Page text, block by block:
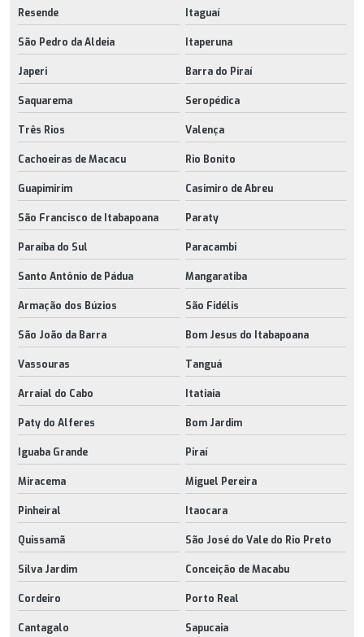
Resende Itaguaí
São Pedro da Aldeia Itaperuna
Japeri Barra do Piraí
Saquarema Seropédica
Três Rios Valença
Cachoeiras de Macacu Rio Bonito
Guapimirim Casimiro de Abreu
São Francisco de Itabapoana Paraty
Paraíba do Sul Paracambi
Santo Antônio de Pádua Mangaratiba
Armação dos Búzios São Fidélis
São João da Barra Bom Jesus do Itabapoana
Vassouras Tanguá
Arraial do Cabo Itatiaia
Paty do Alferes Bom Jardim
Iguaba Grande Piraí
Miracema Miguel Pereira
Pinheiral Itaocara
Quissamã São José do Vale do Rio Preto
Silva Jardim Conceição de Macabu
Cordeiro Porto Real
Cantagalo Sapucaia